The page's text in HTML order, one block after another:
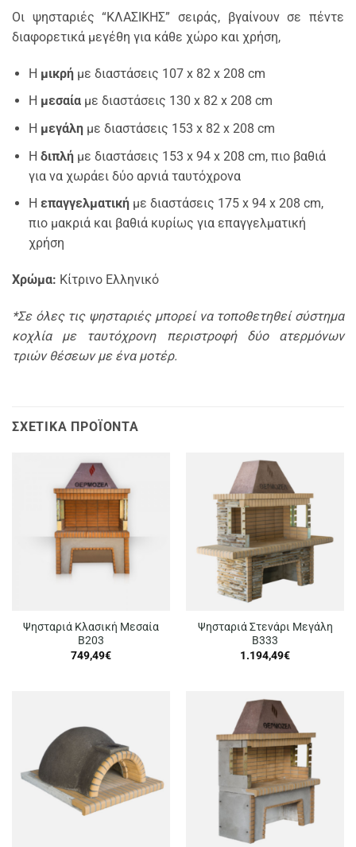
Οι ψησταριές “ΚΛΑΣΙΚΗΣ” σειράς, βγαίνουν σε πέντε
διαφορετικά μεγέθη για κάθε χώρο και χρήση,
Η μικρήμε διαστάσεις 107 x 82 x 208 cm
Η μεσαίαμε διαστάσεις 130 x 82 x 208 cm
Η μεγάλημε διαστάσεις 153 x 82 x 208 cm
Η διπλήμε διαστάσεις 153 x 94 x 208 cm, πιο βαθιά
για να χωράει δύο αρνιά ταυτόχρονα
Η επαγγελματικήμε διαστάσεις 175 x 94 x 208 cm,
πιο μακριά και βαθιά κυρίως για επαγγελματική
χρήση
Χρώμα: Κίτρινο Ελληνικό
*Σε όλες τις ψησταριές μπορεί να τοποθετηθεί σύστημα
κοχλία με ταυτόχρονη περιστροφή δύο ατερμόνων
τριών θέσεων με ένα μοτέρ.
ΣΧΕΤΙΚΆ ΠΡΟΪΌΝΤΑ
Ψησταριά Κλασική Μεσαία
B203
749,49€
Ψησταριά Στενάρι Μεγάλη
Β333
1.194,49€